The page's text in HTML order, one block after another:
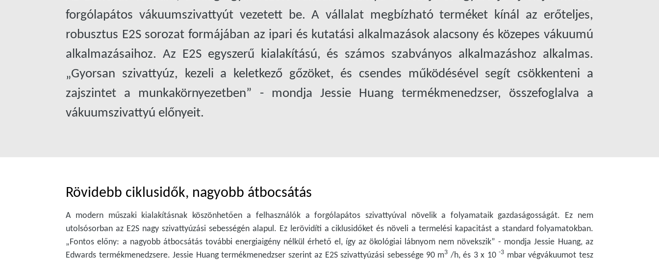
forgólapátos vákuumszivattyút vezetett be. A vállalat megbízható terméket kínál az erőteljes,
robusztus E2S sorozat formájában az ipari és kutatási alkalmazások alacsony és közepes vákuumú
alkalmazásaihoz. Az E2S egyszerű kialakítású, és számos szabványos alkalmazáshoz alkalmas.
„Gyorsan szivattyúz, kezeli a keletkező gőzöket, és csendes működésével segít csökkenteni a
zajszintet a munkakörnyezetben” - mondja Jessie Huang termékmenedzser, összefoglalva a
vákuumszivattyú előnyeit.
Rövidebb ciklusidők, nagyobb átbocsátás
A modern műszaki kialakításnak köszönhetően a felhasználók a forgólapátos szivattyúval növelik a folyamataik gazdaságosságát. Ez nem
utolsósorban az E2S nagy szivattyúzási sebességén alapul. Ez lerövidíti a ciklusidőket és növeli a termelési kapacitást a standard folyamatokban.
„Fontos előny: a nagyobb átbocsátás további energiaigény nélkül érhető el, így az ökológiai lábnyom nem növekszik” - mondja Jessie Huang, az
Edwards termékmenedzsere. Jessie Huang termékmenedzser szerint az E2S szivattyúzási sebessége 90 m3 /h, és 3 x 10-3 mbar végvákuumot tesz